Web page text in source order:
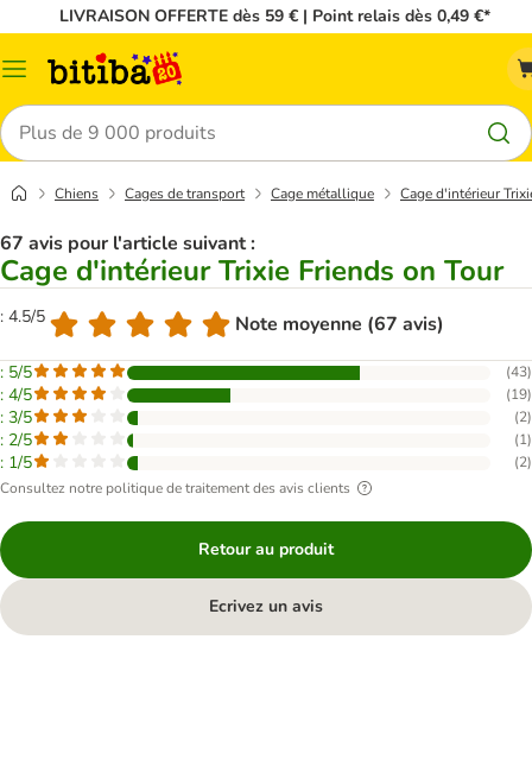
LIVRAISON OFFERTE dès 59 € | Point relais dès 0,49 €*
Menu
Rechercher
Chiens Cages de transport Cage métallique Cage d'intérieur
67 avis pour l'article suivant :
Cage d'intérieur Trixie Friends on Tour
: 4.5/5 Note moyenne (67 avis)
: 5/5 (43)
: 4/5 (19)
: 3/5 (2)
: 2/5 (1)
: 1/5 (2)
Consultez notre politique de traitement des avis clients
Retour au produit
Ecrivez un avis